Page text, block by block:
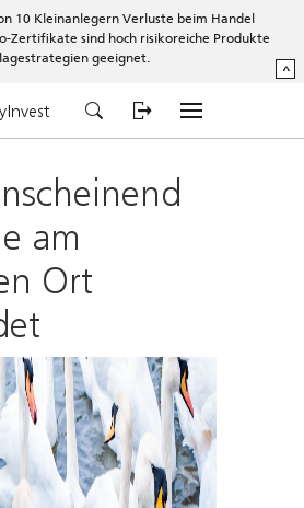
10 Kleinanlegern Verluste beim Handel
Zertifikate sind hoch risikoreiche Produkte
geeignet.
^
am
Ort